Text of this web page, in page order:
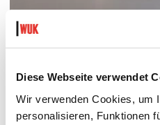
Diese Webseite verwendet
Wir verwenden Cookies, um
personalisieren, Funktionen